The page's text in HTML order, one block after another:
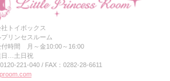
トイボックス
プリンセスルーム
付時間 月～金10:00～16:00
…土日祝
221-040 / FAX：0282-28-6611